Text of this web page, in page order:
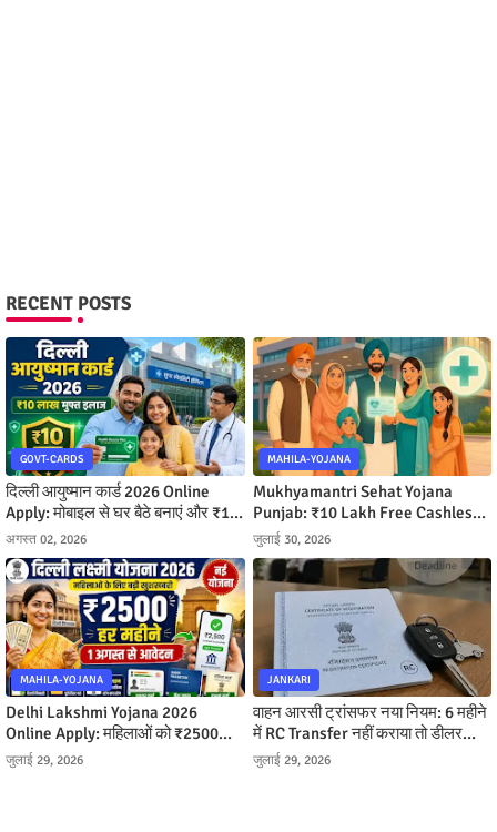
RECENT POSTS
GOVT-CARDS
दिल्ली आयुष्मान कार्ड 2026 Online
Apply: मोबाइल से घर बैठे बनाएं और ₹10
लाख तक मुफ्त इलाज पाएं
अगस्त 02, 2026
MAHILA-YOJANA
Mukhyamantri Sehat Yojana
Punjab: ₹10 Lakh Free Cashless
Ilaj Kaise Milega
जुलाई 30, 2026
MAHILA-YOJANA
Delhi Lakshmi Yojana 2026
Online Apply: महिलाओं को ₹2500
महीना, ऐसे करें आवेदन
जुलाई 29, 2026
JANKARI
वाहन आरसी ट्रांसफर नया नियम: 6 महीने
में RC Transfer नहीं कराया तो डीलर
बनेगा मालिक, जानें पूरी प्रक्रिया
जुलाई 29, 2026